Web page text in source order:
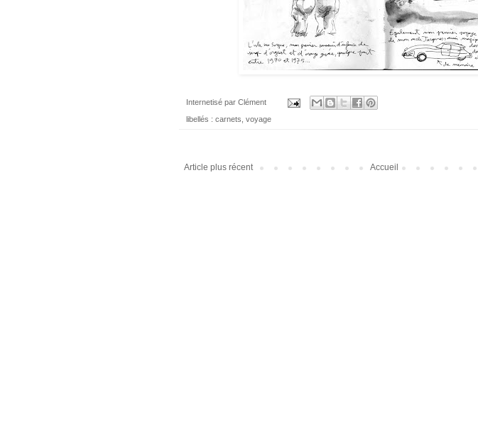
Internetisé par Clément
libellés : carnets, voyage
Article plus récent Accueil